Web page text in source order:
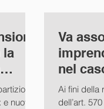
nuovo
Va
nel
minore
Ai fini della
dell’art.